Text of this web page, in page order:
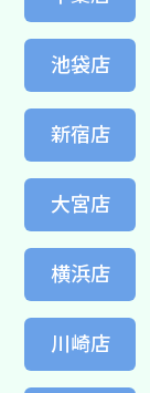
池袋店
新宿店
大宮店
横浜店
川崎店